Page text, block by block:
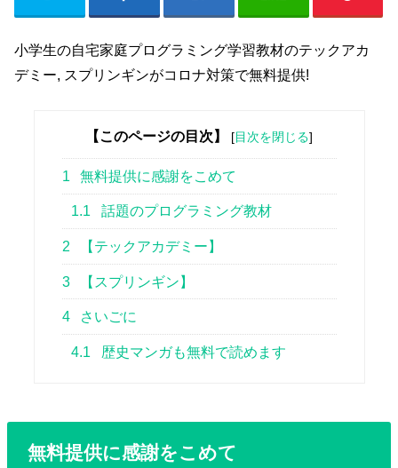
小学生の自宅家庭プログラミング学習教材のテックアカ
デミー, スプリンギンがコロナ対策で無料提供!
【このページの目次】 [目次を閉じる]
1 無料提供に感謝をこめて
1.1 話題のプログラミング教材
2 【テックアカデミー】
3 【スプリンギン】
4 さいごに
4.1 歴史マンガも無料で読めます
無料提供に感謝をこめて